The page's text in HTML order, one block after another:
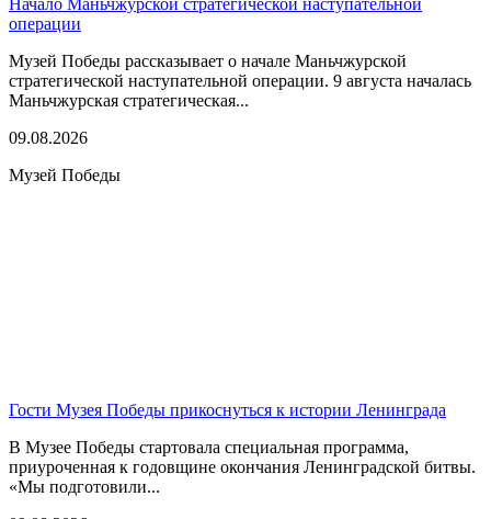
операции
Музей Победы рассказывает о начале Маньчжурской
стратегической наступательной операции. 9 августа началась
Маньчжурская стратегическая...
09.08.2026
Музей Победы
Гости Музея Победы прикоснуться к истории Ленинграда
В Музее Победы стартовала специальная программа,
приуроченная к годовщине окончания Ленинградской битвы.
«Мы подготовили...